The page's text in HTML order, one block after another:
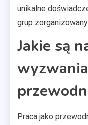
unikalne
grup
Jakie są
Praca jako